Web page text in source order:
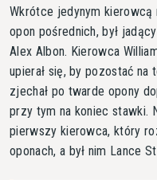
Wkrótce jedynym
opon pośrednich, był
Alex Albon. Kierowca
upierał się, by pozostać
zjechał po twarde opony
przy tym na koniec stawki.
pierwszy kierowca, który
oponach, a był nim Lance